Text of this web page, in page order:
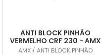
ANTI BLOCK PINHÃO
VERMELHO CRF 230 - AMX
AMX / ANTI BLOCK PINHÃO